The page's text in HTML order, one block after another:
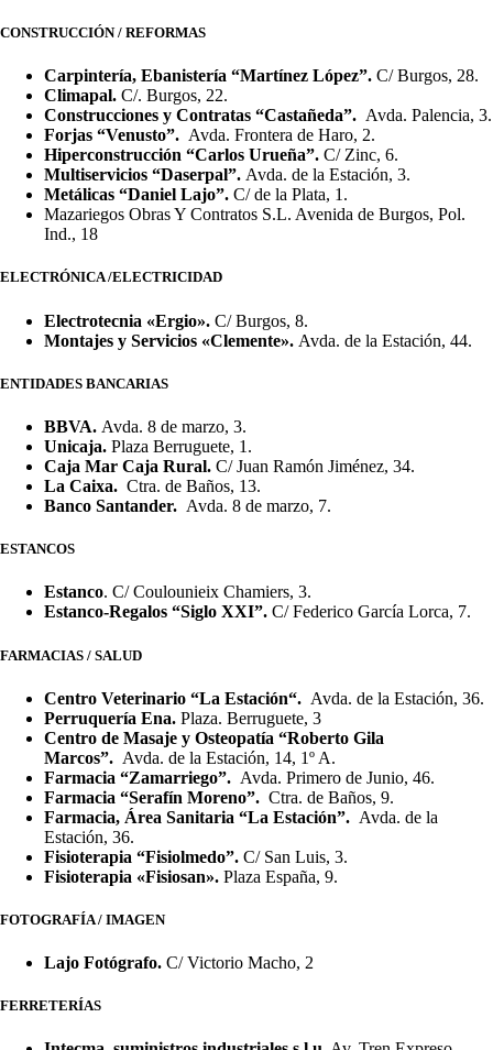
CONSTRUCCIÓN / REFORMAS
Carpintería, Ebanistería “Martínez López”. C/ Burgos, 28.
Climapal. C/. Burgos, 22.
Construcciones y Contratas “Castañeda”. Avda. Palencia, 3.
Forjas “Venusto”. Avda. Frontera de Haro, 2.
Hiperconstrucción “Carlos Urueña”. C/ Zinc, 6.
Multiservicios “Daserpal”. Avda. de la Estación, 3.
Metálicas “Daniel Lajo”. C/ de la Plata, 1.
Mazariegos Obras Y Contratos S.L. Avenida de Burgos, Pol.
Ind., 18
ELECTRÓNICA /ELECTRICIDAD
Electrotecnia «Ergio». C/ Burgos, 8.
Montajes y Servicios «Clemente». Avda. de la Estación, 44.
ENTIDADES BANCARIAS
BBVA. Avda. 8 de marzo, 3.
Unicaja. Plaza Berruguete, 1.
Caja Mar Caja Rural. C/ Juan Ramón Jiménez, 34.
La Caixa. Ctra. de Baños, 13.
Banco Santander. Avda. 8 de marzo, 7.
ESTANCOS
Estanco. C/ Coulounieix Chamiers, 3.
Estanco-Regalos “Siglo XXI”. C/ Federico García Lorca, 7.
FARMACIAS / SALUD
Centro Veterinario “La Estación“. Avda. de la Estación, 36.
Perruquería Ena. Plaza. Berruguete, 3
Centro de Masaje y Osteopatía “Roberto Gila
Marcos”. Avda. de la Estación, 14, 1º A.
Farmacia “Zamarriego”. Avda. Primero de Junio, 46.
Farmacia “Serafín Moreno”. Ctra. de Baños, 9.
Farmacia, Área Sanitaria “La Estación”. Avda. de la
Estación, 36.
Fisioterapia “Fisiolmedo”. C/ San Luis, 3.
Fisioterapia «Fisiosan». Plaza España, 9.
FOTOGRAFÍA / IMAGEN
Lajo Fotógrafo. C/ Victorio Macho, 2
FERRETERÍAS